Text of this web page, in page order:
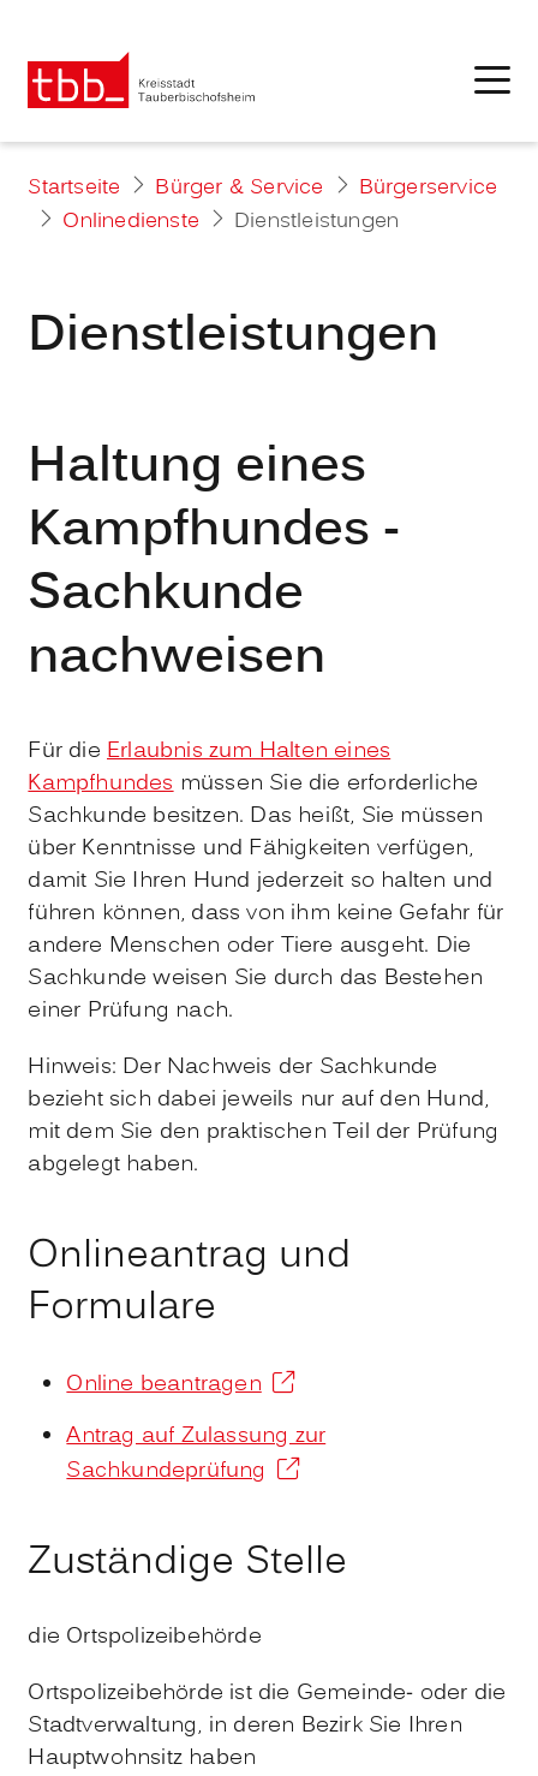
Startseite Bürger & Service
Bürgerservice
Onlinedienste
Dienstleistungen
Dienstleistungen
Haltung eines
Kampfhundes -
Sachkunde
nachweisen
Für die Erlaubnis zum Halten eines
Kampfhundesmüssen Sie die erforderliche
Sachkunde besitzen. Das heißt, Sie müssen
über Kenntnisse und Fähigkeiten verfügen,
damit Sie Ihren Hund jederzeit so halten und
führen können, dass von ihm keine Gefahr für
andere Menschen oder Tiere ausgeht. Die
Sachkunde weisen Sie durch das Bestehen
einer Prüfung nach.
Hinweis: Der Nachweis der Sachkunde
bezieht sich dabei jeweils nur auf den Hund,
mit dem Sie den praktischen Teil der Prüfung
abgelegt haben.
Onlineantrag und
Formulare
Online beantragen
Antrag auf Zulassung zur
Sachkundeprüfung
Zuständige Stelle
die Ortspolizeibehörde
Ortspolizeibehörde ist die Gemeinde- oder die
Stadtverwaltung, in deren Bezirk Sie Ihren
Hauptwohnsitz haben